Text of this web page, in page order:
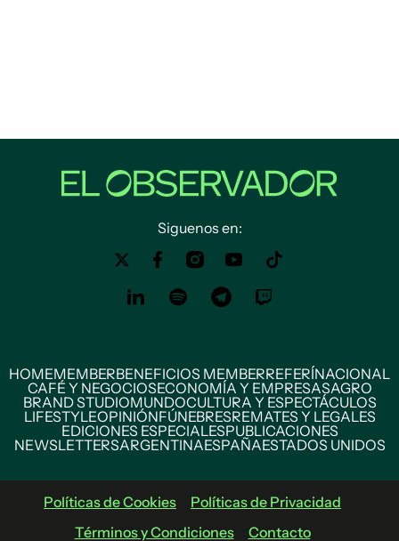
Siguenos en:
HOMEMEMBERBENEFICIOS MEMBERREFERÍNACIONAL
CAFÉ Y NEGOCIOSECONOMÍA Y EMPRESASAGRO
BRAND STUDIOMUNDOCULTURA Y ESPECTÁCULOS
LIFESTYLEOPINIÓNFÚNEBRESREMATES Y LEGALES
EDICIONES ESPECIALESPUBLICACIONES
NEWSLETTERSARGENTINAESPAÑAESTADOS UNIDOS
Políticas de Cookies
Políticas de Privacidad
Términos y Condiciones
Contacto